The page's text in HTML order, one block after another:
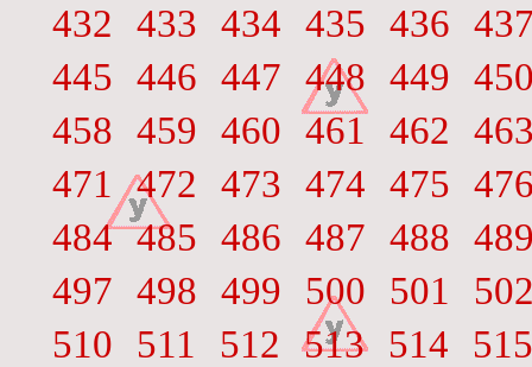
432
433 434 435 436
445 446 447 448 449
458 459 460 461 462
471
472 473 474 475
484 485 486 487 488
497 498 499 500 501
510
511 512 513 514
515